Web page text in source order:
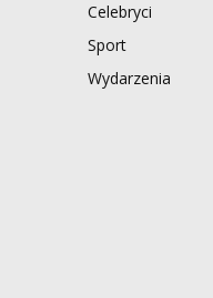
Celebryci
Sport
Wydarzenia